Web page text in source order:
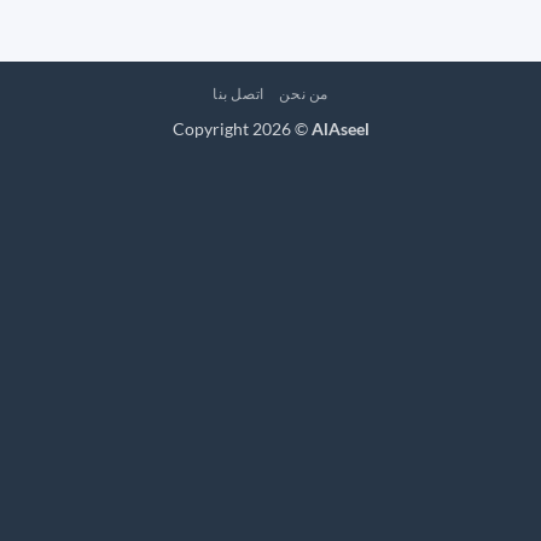
من نحن اتصل بنا
Copyright 2026 ©AlAseel